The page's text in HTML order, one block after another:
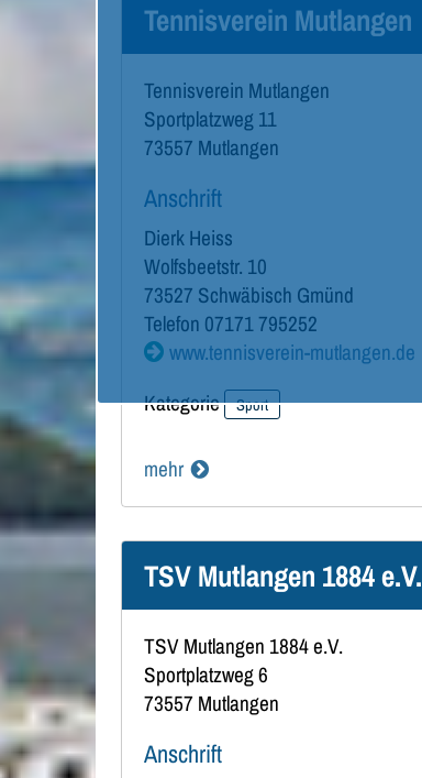
Tennisverein Mutlangen
Tennisverein Mutlangen
Sportplatzweg 11
73557 Mutlangen
Anschrift
DierkHeiss
Wolfsbeetstr. 10
73527 Schwäbisch Gmünd
Telefon 07171 795252
www.tennisverein-mutlangen.de
Kategorie
Sport
mehr
TSV Mutlangen 1884 e.V.
TSV Mutlangen 1884 e.V.
Sportplatzweg 6
73557Mutlangen
Anschrift